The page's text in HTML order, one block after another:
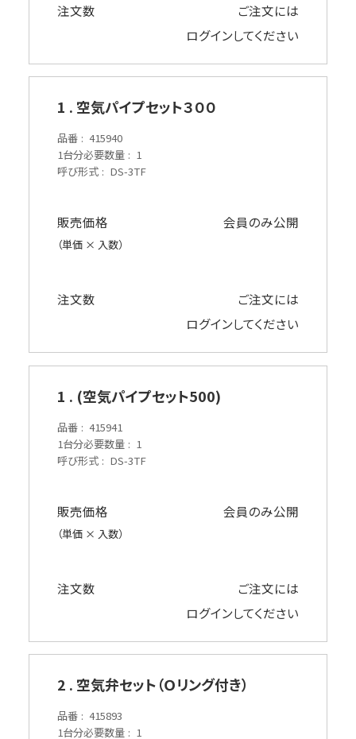
注文数
ご注文には
ログインしてください
1 . 空気パイプセット３００
品番
415940
1台分必要数量
1
呼び形式
DS-3TF
販売価格
（単価 × 入数）
会員のみ公開
注文数
ご注文には
ログインしてください
1 . (空気パイプセット500)
品番
415941
1台分必要数量
1
呼び形式
DS-3TF
販売価格
（単価 × 入数）
会員のみ公開
注文数
ご注文には
ログインしてください
2 . 空気弁セット（Ｏリング付き）
品番
415893
1台分必要数量
1